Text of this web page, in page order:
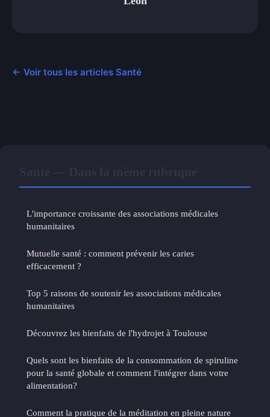
← Voir tous les articles Santé
L'importance croissante des associations médicales
humanitaires
Mutuelle santé : comment prévenir les caries
efficacement ?
Top 5 raisons de soutenir les associations médicales
humanitaires
Découvrez les bienfaits de l'hydrojet à Toulouse
Quels sont les bienfaits de la consommation de spiruline
pour la santé globale et comment l'intégrer dans votre
alimentation?
Comment la pratique de la méditation en pleine nature